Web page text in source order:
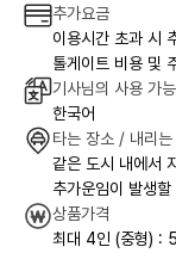
추가요금
이용시간 초과 시
톨게이트 비용 및
기사님의 사용 가
한국어
타는 장소 / 내리는
같은 도시 내에서
추가운임이 발생
상품가격
최대 4인 (중형) :